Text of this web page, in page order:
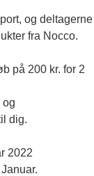
og deltagerne
fra Nocco.
på 200 kr. for 2
og
dig.
2022